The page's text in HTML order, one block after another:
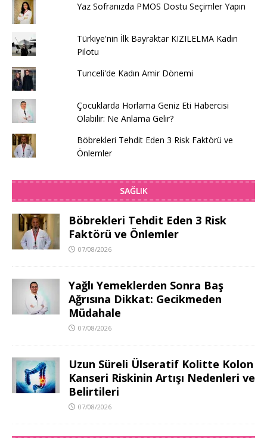
Yaz Sofranızda PMOS Dostu Seçimler Yapın
Türkiye'nin İlk Bayraktar KIZILELMA Kadın
Pilotu
Tunceli'de Kadın Amir Dönemi
Çocuklarda Horlama Geniz Eti Habercisi
Olabilir: Ne Anlama Gelir?
Böbrekleri Tehdit Eden 3 Risk Faktörü ve
Önlemler
SAĞLIK
Böbrekleri Tehdit Eden 3 Risk
Faktörü ve Önlemler
07/08/2026
Yağlı Yemeklerden Sonra Baş
Ağrısına Dikkat: Gecikmeden
Müdahale
07/08/2026
Uzun Süreli Ülseratif Kolitte Kolon
Kanseri Riskinin Artışı Nedenleri ve
Belirtileri
07/08/2026